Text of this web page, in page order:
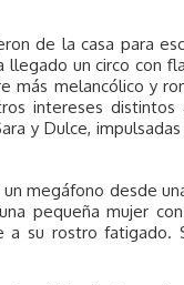
de la casa para
un circo con
más melancólico y
intereses distintos
y Dulce,
megáfono desde
pequeña mujer
a su rostro fatigado.